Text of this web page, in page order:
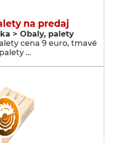
na predaj
> Obaly, palety
cena 9 euro, tmavé
…